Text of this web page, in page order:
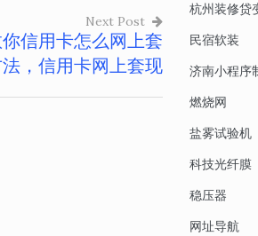
Next Post
信用卡怎么网上套
，信用卡网上套现
杭州装修贷
民宿软装
济南小程序
燃烧网
盐雾试验机
科技光纤膜
稳压器
网址导航